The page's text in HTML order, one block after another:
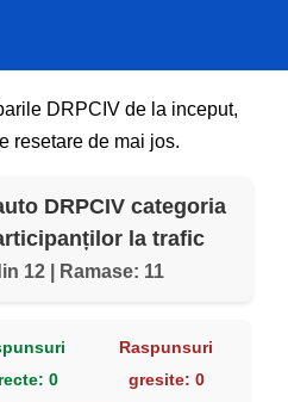
DRPCIV de la inceput,
resetare de mai jos.
DRPCIV categoria
la trafic
12 | Ramase: 11
0
Raspunsuri
gresite: 0